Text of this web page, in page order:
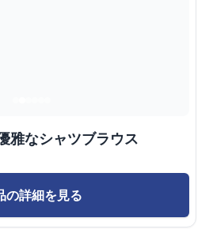
雅なシャツブラウス
の詳細を見る